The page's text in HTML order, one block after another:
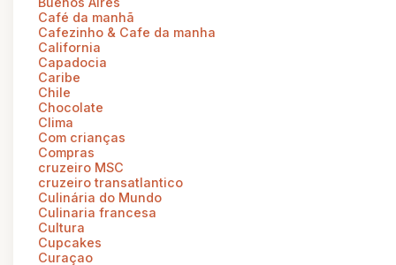
Café da manhã
Cafezinho & Cafe da manha
California
Capadocia
Caribe
Chile
Chocolate
Clima
Com crianças
Compras
cruzeiro MSC
cruzeiro transatlantico
Culinária do Mundo
Culinaria francesa
Cultura
Cupcakes
Curaçao